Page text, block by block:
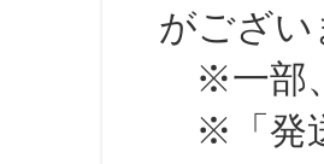
がござい
※一部、
※「発送